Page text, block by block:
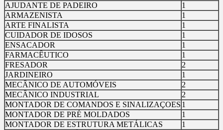
AJUDANTE DE PADEIRO
1
ARMAZENISTA
1
ARTE FINALISTA
1
CUIDADOR DE IDOSOS
1
ENSACADOR
1
FARMACÊUTICO
1
FRESADOR
2
JARDINEIRO
1
MECÂNICO DE AUTOMÓVEIS
2
MECÂNICO INDUSTRIAL
2
MONTADOR DE COMANDOS E SINALIZAÇOES 1
MONTADOR DE PRÉ MOLDADOS
1
MONTADOR DE ESTRUTURA METÁLICAS
1